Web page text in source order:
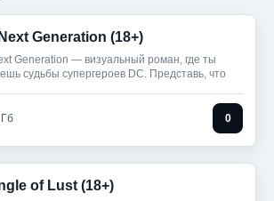
Generation (18+)
Generation — визуальный роман, где ты
судьбы супергероев DC. Представь, что
0
of Lust (18+)